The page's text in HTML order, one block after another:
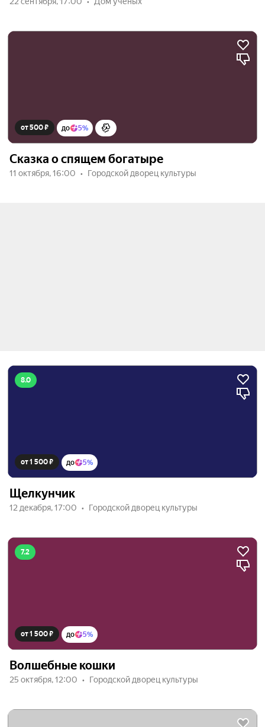
от 500 ₽ до 5%
Сказка о спящем богатыре
11 октября, 16:00 Городской дворец культуры
8.0
от 1 500 ₽ до 5%
Щелкунчик
12 декабря, 17:00 Городской дворец культуры
7.2
от 1 500 ₽ до 5%
Волшебные кошки
25 октября, 12:00 Городской дворец культуры